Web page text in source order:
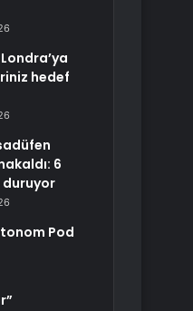
hedef
6
duruyor
Pod